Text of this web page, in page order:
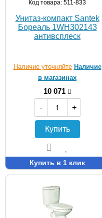
Код товара: 511-833
Унитаз-компакт Santek
Бореаль 1WH302143
антивсплеск
Наличие уточняйте Наличие
в магазинах
10 071
-
+
Купить
Купить в 1 клик